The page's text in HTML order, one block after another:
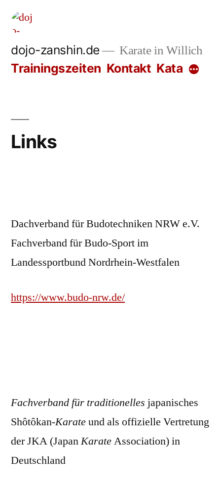
Zum
Inhalt
springen
dojo-zanshin.de Karate in Willich
Trainingszeiten Kontakt Kata
Links
Dachverband für Budotechniken NRW e.V.
Fachverband für Budo-Sport im
Landessportbund Nordrhein-Westfalen
https://www.budo-nrw.de/
Fachverband für traditionelles japanisches
Shôtôkan-Karateund als offizielle Vertretung
der JKA (JapanKarateAssociation) in
Deutschland